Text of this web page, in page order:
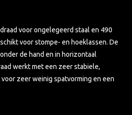
voor ongelegeerd staal en 490
voor stompe- en hoeklassen. De
de hand en in horizontaal
werkt met een zeer stabiele,
zeer weinig spatvorming en een